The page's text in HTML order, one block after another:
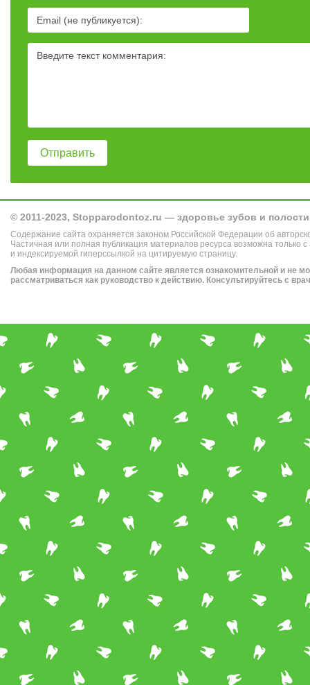
© 2011-2023, Stopparodontoz.ru — здоровье зубов и
Содержание сайта охраняется законом Российской Федерации об
Частичная или полная публикация материалов ресурса возможна только с
и индексируемой гиперссылкой на цитируемую страницу.
Любая информация на данном сайте является ознакомительной и не
рассматриваться как руководство к действию. Консультируйтесь с